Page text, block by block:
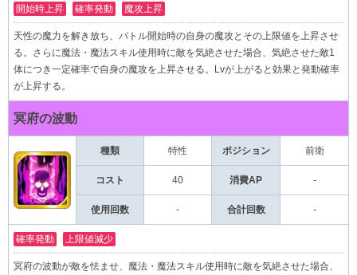
開始時上昇 確率発動 魔攻上昇
天性の魔力を解き放ち、バトル開始時の自身の魔攻とその上限値を上昇させ
る。さらに魔法・魔法スキル使用時に敵を気絶させた場合、気絶させた敵1
体につき一定確率で自身の魔攻を上昇させる。Lvが上がると効果と発動確率
が上昇する。
冥府の波動
種類 特性 ポジション 前衛
コスト 40 消費AP -
使用回数 - 合計回数 -
確率発動 上限値減少
冥府の波動が敵を怯ませ、魔法・魔法スキル使用時に敵を気絶させた場合、